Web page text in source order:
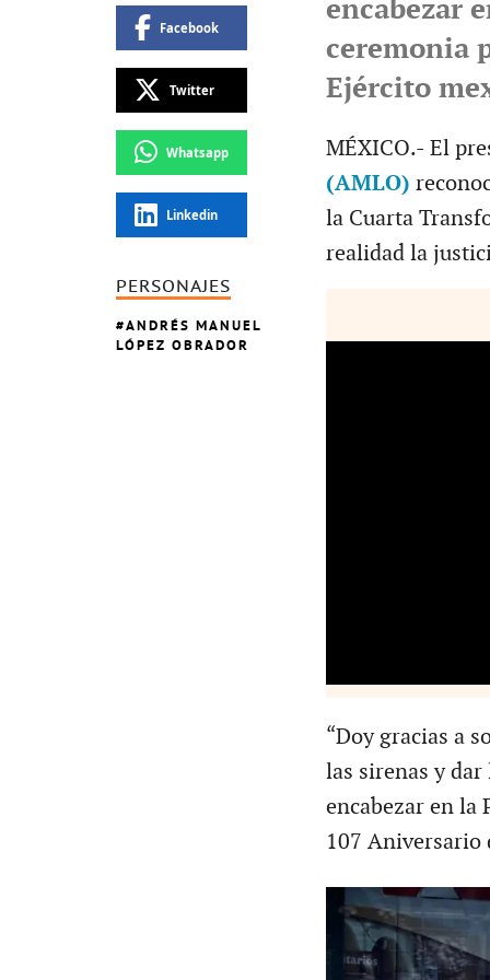
Facebook
Twitter
Whatsapp
Linkedin
PERSONAJES
ANDRÉS MANUEL
LÓPEZ OBRADOR
encabezar
ceremonia
Ejército
MÉXICO.- El
(AMLO)
la Cuarta
realidad la
“Doy gracias a
las sirenas y
encabezar en la
107 Aniversario